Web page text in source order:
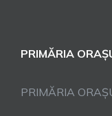
PRIMĂRIA
PRIMĂRIA